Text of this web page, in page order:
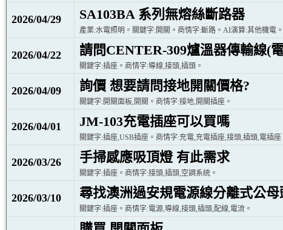
2026/04/29 SA103BA 系列無熔絲斷路器
產業:水電照明。關鍵字:開關。商情字:斷路。AI演算:其他機電。
2026/04/22 請問CENTER-309爐溫器傳輸線(
關鍵字:插座。商情字:導線,接頭,插頭。
2026/04/09 詢價 想要請問接地開關價格?
關鍵字:開關面板,開關。商情字:接地,開關插座。
2026/04/01 JM-103充電插座可以買嗎
關鍵字:插座,USB插座。商情字:充電,充電插座,接頭,插頭,電插座
2026/03/26 手掃感應吸頂燈 有此需求
關鍵字:插座。商情字:接頭,插頭,空調系統。
2026/03/10 尋找澳洲過安規電源線分離式公
關鍵字:插座。商情字:電源,導線,接頭,插頭,配線,電流。